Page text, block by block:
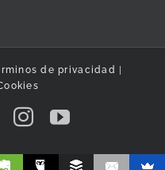
de privacidad
LinkedIn
Instagram